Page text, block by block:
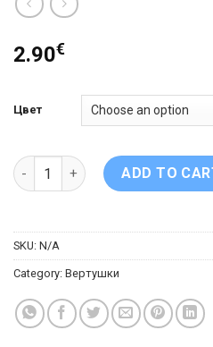
2.90€
Цвет
Вращающаяся блесна Mepps
ADD TO
SKU: N/A
Category: Вертушки